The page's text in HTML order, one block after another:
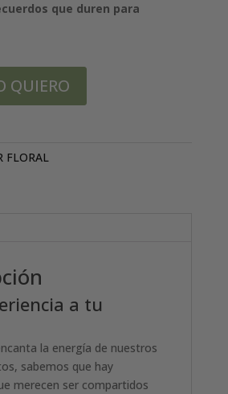
que duren para
QUIERO
FLORAL
a tu
la energía de nuestros
sabemos que hay
merecen ser compartidos